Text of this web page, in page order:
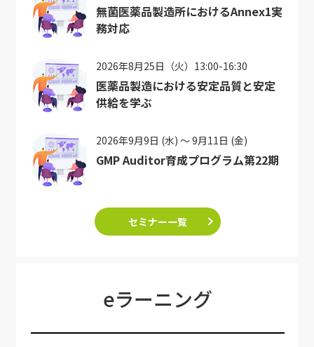
無菌医薬品製造所におけるAnnex1実
務対応
2026年8月25日（火）13:00-16:30
医薬品製造における安定品質と安定
供給を学ぶ
2026年9月9日 (水) ～ 9月11日 (金)
GMP Auditor育成プログラム第22期
セミナー一覧
eラーニング